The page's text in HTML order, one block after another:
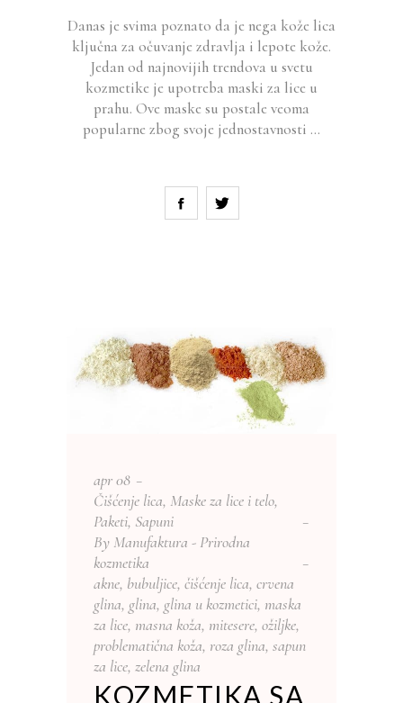
Danas je svima poznato da je nega kože lica
ključna za očuvanje zdravlja i lepote kože.
Jedan od najnovijih trendova u svetu
kozmetike je upotreba maski za lice u
prahu. Ove maske su postale veoma
popularne zbog svoje jednostavnosti
apr08
Čišćenje lica, Maske za lice i telo,
Paketi, Sapuni
By Manufaktura - Prirodna
kozmetika
akne, bubuljice, čišćenje lica, crvena
glina, glina, glina u kozmetici, maska
za lice, masna koža, mitesere, ožiljke,
problematična koža, roza glina, sapun
za lice, zelena glina
KOZMETIKA SA